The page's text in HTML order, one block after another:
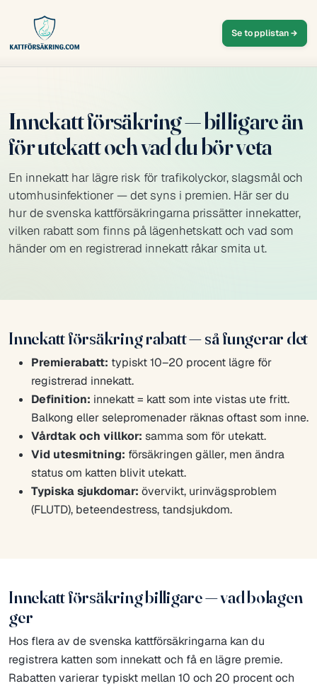
Se topplistan
Innekatt försäkring — billigare än
för utekatt och vad du bör veta
En innekatt har lägre risk för trafikolyckor, slagsmål och
utomhusinfektioner — det syns i premien. Här ser du
hur de svenska kattförsäkringarna prissätter innekatter,
vilken rabatt som finns på lägenhetskatt och vad som
händer om en registrerad innekatt råkar smita ut.
Innekatt försäkring rabatt — så fungerar det
Premierabatt: typiskt 10–20 procent lägre för
registrerad innekatt.
Definition: innekatt = katt som inte vistas ute fritt.
Balkong eller selepromenader räknas oftast som inne.
Vårdtak och villkor: samma som för utekatt.
Vid utesmitning: försäkringen gäller, men ändra
status om katten blivit utekatt.
Typiska sjukdomar: övervikt, urinvägsproblem
(FLUTD), beteendestress, tandsjukdom.
Innekatt försäkring billigare — vad bolagen
ger
Hos flera av de svenska kattförsäkringarna kan du
registrera katten som innekatt och få en lägre premie.
Rabatten varierar typiskt mellan 10 och 20 procent och